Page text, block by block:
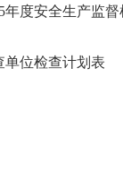
年度安全生产监
单位检查计划表